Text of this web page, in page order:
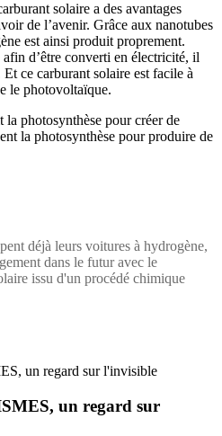
solaire a des avantages
de l’avenir. Grâce aux nanotubes
est ainsi produit proprement.
d’être converti en électricité, il
ce carburant solaire est facile à
le photovoltaïque.
photosynthèse pour créer de
la photosynthèse pour produire de
déjà leurs voitures à hydrogène,
dans le futur avec le
issu d'un procédé chimique
un regard sur